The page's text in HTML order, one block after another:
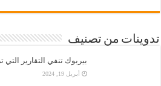
تدوينات من تصنيف
بيربوك تنفي التقارير
أبريل 19, 2024